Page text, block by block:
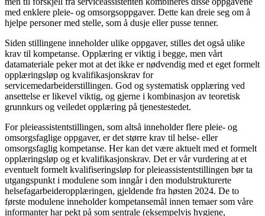
med enklere pleie- og omsorgsoppgaver. Dette kan dreie seg om å
hjelpe personer med stelle, som å dusje eller pusse tenner.
Siden stillingene inneholder ulike oppgaver, stilles det også ulike
krav til kompetanse. Opplæring er viktig i begge, men vårt
datamateriale peker mot at det ikke er nødvendig med et eget formelt
opplæringsløp og kvalifikasjonskrav for
servicemedarbeiderstillingen. God og systematisk opplæring ved
ansettelse er likevel viktig, og gjerne i kombinasjon av teoretisk
grunnkurs og veiledet opplæring på tjenestestedet.
For pleieassistentstillingen, som altså inneholder flere pleie- og
omsorgsfaglige oppgaver, er det større krav til helse- eller
omsorgsfaglig kompetanse. Her kan det være aktuelt med et formelt
opplæringsløp og et kvalifikasjonskrav. Det er vår vurdering at et
eventuelt formelt kvalifiseringsløp for pleieassistentstillingen bør ta
utgangspunkt i modulene som inngår i den modulstrukturerte
helsefagarbeideropplæringen, gjeldende fra høsten 2024. De to
første modulene inneholder kompetansemål innen temaer som våre
informanter har pekt på som sentrale (eksempelvis hygiene,